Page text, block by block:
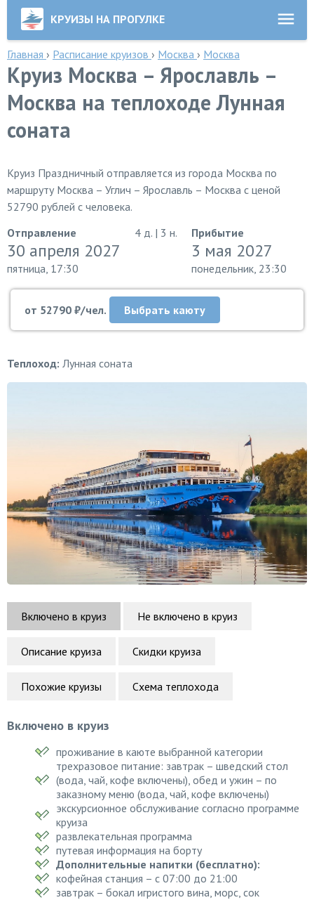
КРУИЗЫ НА ПРОГУЛКЕ
Главная › Расписание круизов › Москва › Москва
Круиз Москва – Ярославль –
Москва на теплоходе Лунная
соната
Круиз Праздничный отправляется из города Москва по
маршруту Москва – Углич – Ярославль – Москва с ценой
52790 рублей с человека.
Отправление
30 апреля 2027
пятница, 17:30
4 д. | 3 н. Прибытие
3 мая 2027
понедельник, 23:30
от 52790 ₽/чел. Выбрать каюту
Теплоход: Лунная соната
Включено в круиз Не включено в круиз
Описание круиза Скидки круиза
Похожие круизы Схема теплохода
Включено в круиз
проживание в каюте выбранной категории
трехразовое питание: завтрак – шведский стол
(вода, чай, кофе включены), обед и ужин – по
заказному меню (вода, чай, кофе включены)
экскурсионное обслуживание согласно программе
круиза
развлекательная программа
путевая информация на борту
Дополнительные напитки (бесплатно):
кофейная станция – с 07:00 до 21:00
завтрак – бокал игристого вина, морс, сок